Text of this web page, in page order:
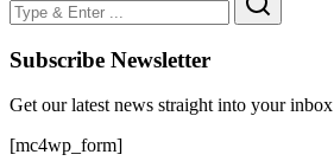
Subscribe Newsletter
Get our latest news straight into your inbox
[mc4wp_form]